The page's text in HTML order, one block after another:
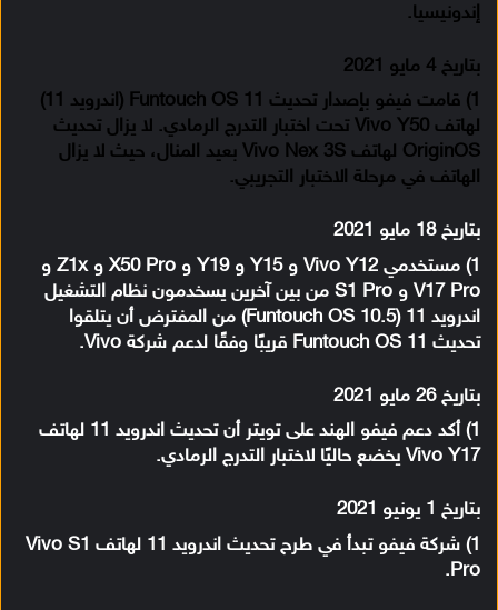
إندونيسيا.
بتاريخ 4 مايو 2021
1) قامت فيفو بإصدار تحديث Funtouch OS 11 (اندرويد 11)
لهاتف Vivo Y50 تحت اختبار التدرج الرمادي. لا يزال تحديث
OriginOS لهاتف Vivo Nex 3S بعيد المنال، حيث لا يزال
الهاتف في مرحلة الاختبار التجريبي.
بتاريخ 18 مايو 2021
1) مستخدمي Vivo Y12 و Y15 و Y19 و X50 Pro و Z1x و
V17 Pro و S1 Pro من بين آخرين يسخدمون نظام التشغيل
اندرويد 11 (Funtouch OS 10.5) من المفترض أن يتلقوا
تحديث Funtouch OS 11 قريبًا وفقًا لدعم شركة Vivo.
بتاريخ 26 مايو 2021
1) أكد دعم فيفو الهند على تويتر أن تحديث اندرويد 11 لهاتف
Vivo Y17 يخضع حاليًا لاختبار التدرج الرمادي.
بتاريخ 1 يونيو 2021
1) شركة فيفو تبدأ في طرح تحديث اندرويد 11 لهاتف Vivo S1
Pro.